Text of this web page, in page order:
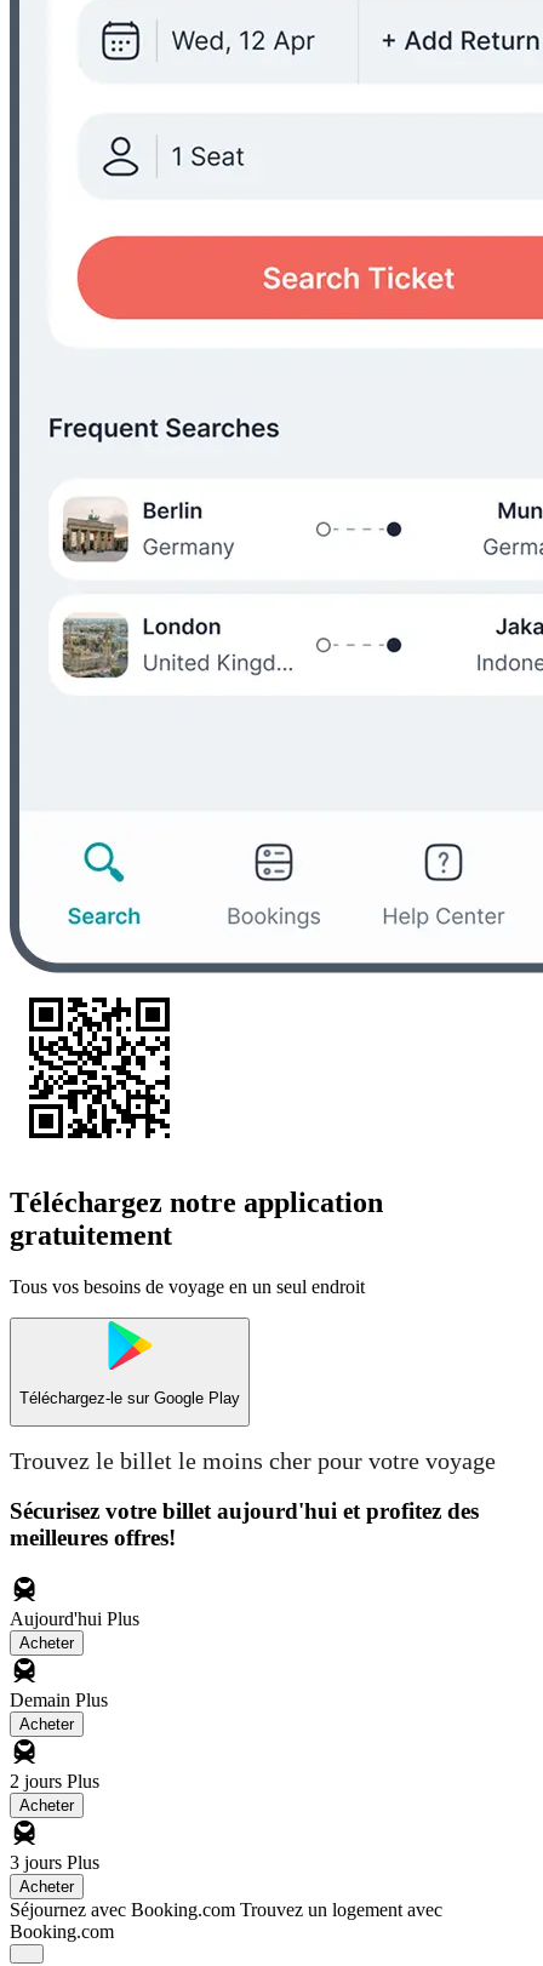
Téléchargez notre application
gratuitement
Tous vos besoins de voyage en un seul endroit
Téléchargez-le sur Google Play
Trouvez le billet le moins cher pour votre voyage
Sécurisez votre billet aujourd'hui et profitez des
meilleures offres!
Aujourd'hui Plus
Acheter
Demain Plus
Acheter
2 jours Plus
Acheter
3 jours Plus
Acheter
Séjournez avec Booking.com Trouvez un logement avec
Booking.com